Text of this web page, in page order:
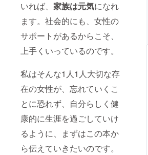
いれば、 家族は元気になれ
ます。社会的にも、女性の
サポートがあるからこそ、
上手くいっているのです。
私はそんな1人1人大切な存
在の女性が、忘れていくこ
とに恐れず、自分らしく健
康的に生涯を過ごしていけ
るように、まずはこの本か
ら伝えていきたいのです。